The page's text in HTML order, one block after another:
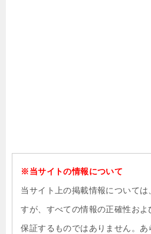
※当サイトの情報について
当サイト上の掲載情報については
すが、すべての情報の正確性およ
保証するものではありません。あ